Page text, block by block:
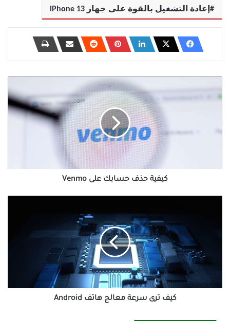
إعادة التشغيل بالقوة على جهاز iPhone 13
كيفية حذف حسابك على Venmo
Android
كيف ترى سرعة معالج هاتف Android